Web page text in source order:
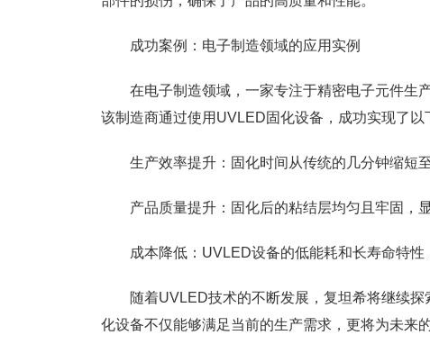
成功案例：电子制造领域的应用实例
在电子制造领域，一家专注于精密电子元件生
该制造商通过使用UVLED固化设备，成功实现了以
生产效率提升：固化时间从传统的几分钟缩短
产品质量提升：固化后的粘结层均匀且牢固，
成本降低：UVLED设备的低能耗和长寿命特
随着UVLED技术的不断发展，复坦希将继续
化设备不仅能够满足当前的生产需求，更将为未来